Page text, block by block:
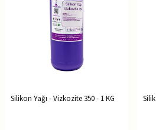
Silikon Yağı - Vizkozite 350 - 1 KG